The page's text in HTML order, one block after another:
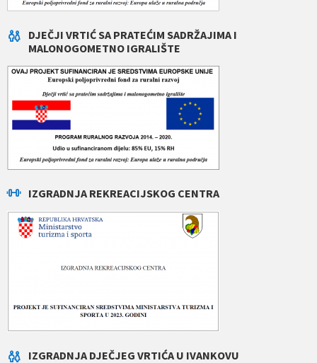
DJEČJI VRTIĆ SA PRATEĆIM SADRŽAJIMA I
MALONOGOMETNO IGRALIŠTE
IZGRADNJA REKREACIJSKOG CENTRA
IZGRADNJA DJEČJEG VRTIĆA U IVANKOVU